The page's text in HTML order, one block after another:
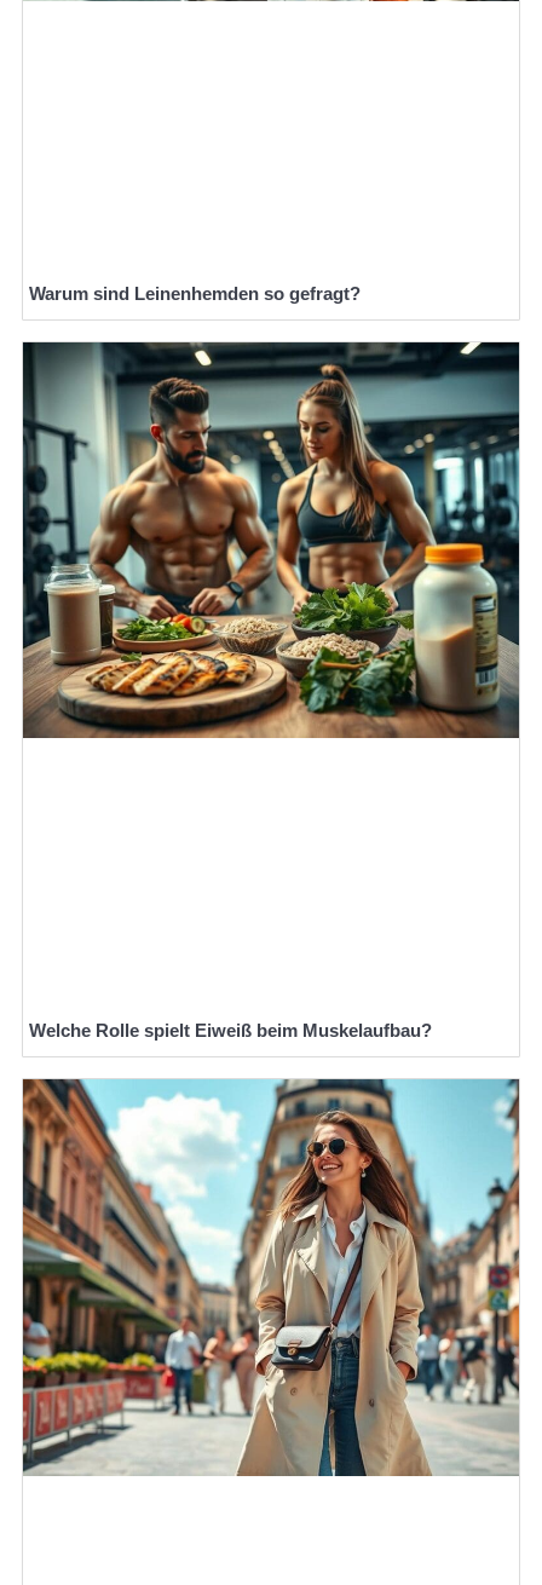
Warum sind Leinenhemden so gefragt?
Welche Rolle spielt Eiweiß beim Muskelaufbau?